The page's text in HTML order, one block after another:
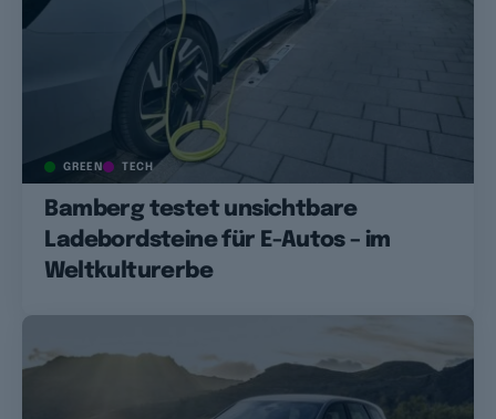
GREEN TECH
Bamberg testet unsichtbare
Ladebordsteine für E-Autos – im
Weltkulturerbe